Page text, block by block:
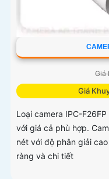
Giá
Giá
Loại camera IPC-
với giá cả phù hợp.
nét với độ phân giải
ràng và chi tiết